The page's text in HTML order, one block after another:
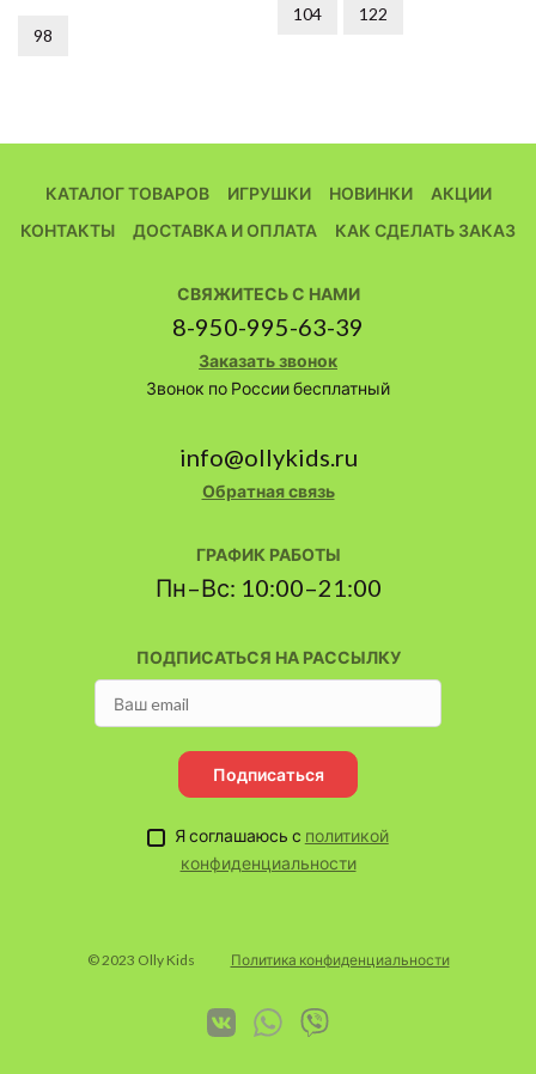
98
104 122
КАТАЛОГ ТОВАРОВ ИГРУШКИ НОВИНКИ
АКЦИИ
КОНТАКТЫ
ДОСТАВКА И ОПЛАТА КАК СДЕЛАТЬ ЗАКАЗ
ПОДПИСАТЬСЯ НА РАССЫЛКУ
Подписаться
Я соглашаюсь с политикой
конфиденциальности
СВЯЖИТЕСЬ С НАМИ
8-950-995-63-39
Заказать звонок
Звонок по России бесплатный
info@ollykids.ru
Обратная связь
ГРАФИК РАБОТЫ
Пн–Вс: 10:00–21:00
© 2023 Olly Kids Политика конфиденциальности